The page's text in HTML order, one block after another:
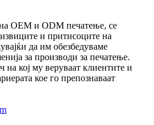
OEM и ODM печатење, се
и притисоците на
да им обезбедуваме
за производи за печатење.
на кој му веруваат клиентите и
кое го препознаваат